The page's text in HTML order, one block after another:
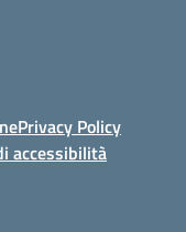
Privacy Policy
accessibilità